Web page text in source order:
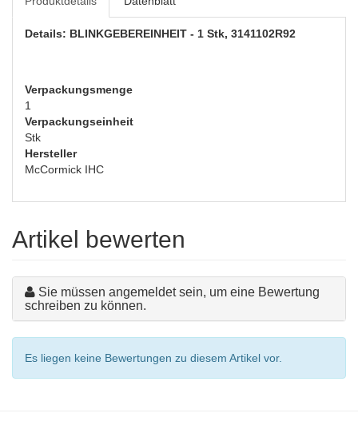
Details: BLINKGEBEREINHEIT - 1 Stk, 3141102R92
Verpackungsmenge
1
Verpackungseinheit
Stk
Hersteller
McCormick IHC
Artikel bewerten
Sie müssen angemeldet sein, um eine Bewertung
schreiben zu können.
Es liegen keine Bewertungen zu diesem Artikel vor.